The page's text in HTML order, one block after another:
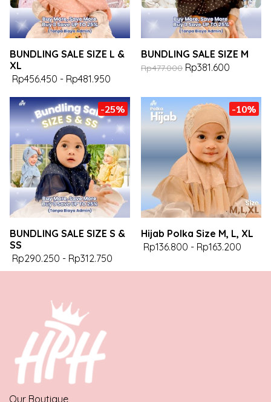
BUNDLING SALE SIZE L &
XL
Rp456.450 - Rp481.950
BUNDLING SALE SIZE M
Rp477.000 Rp381.600
-25%
BUNDLING SALE SIZE S &
SS
Rp290.250 - Rp312.750
-10%
Hijab Polka Size M, L, XL
Rp136.800 - Rp163.200
Our Boutique